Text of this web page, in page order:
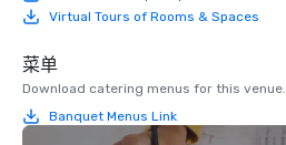
Virtual Tours of Rooms & Spaces
菜单
Download catering menus for this venue.
Banquet Menus Link